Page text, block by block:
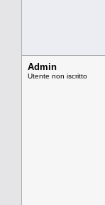
Admin
Utente non iscritto